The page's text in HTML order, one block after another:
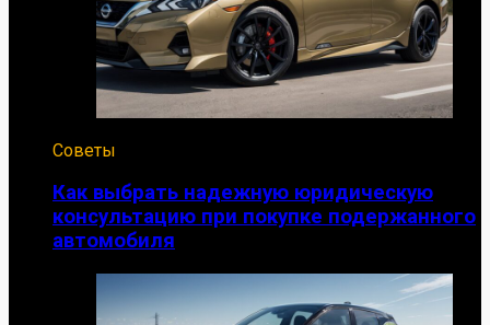
Советы
Как выбрать надежную юридическую
консультацию при покупке подержанного
автомобиля